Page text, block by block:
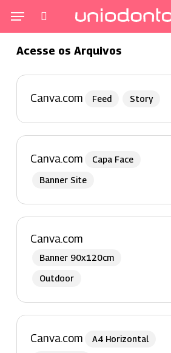
para
conteúdo
principal
Menu
Acesse os Arquivos
Canva.com Feed Story
Canva.com
Capa Face
Banner Site
Canva.com
Banner 90x120cm
Outdoor
Canva.com
A4 Horizontal